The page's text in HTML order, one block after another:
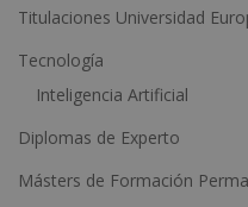
e
Titulaciones Universidad
Tecnología
Inteligencia Artificial
Diplomas de Experto
Másters de Formación